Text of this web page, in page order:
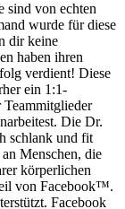
sind von echten
wurde für diese
dir keine
haben ihren
verdient! Diese
ein 1:1-
Die Dr.
schlank und fit
Menschen, die
körperlichen
von Facebook™.
Facebook